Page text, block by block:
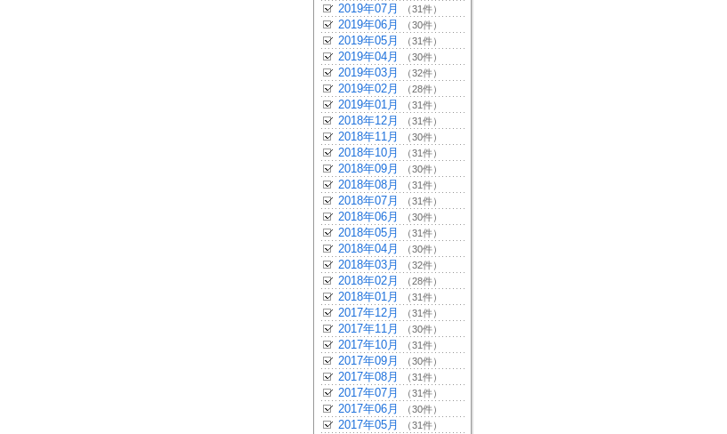
2019年07月 （31件）
2019年06月 （30件）
2019年05月 （31件）
2019年04月 （30件）
2019年03月 （32件）
2019年02月 （28件）
2019年01月 （31件）
2018年12月 （31件）
2018年11月 （30件）
2018年10月 （31件）
2018年09月 （30件）
2018年08月 （31件）
2018年07月 （31件）
2018年06月 （30件）
2018年05月 （31件）
2018年04月 （30件）
2018年03月 （32件）
2018年02月 （28件）
2018年01月 （31件）
2017年12月 （31件）
2017年11月 （30件）
2017年10月 （31件）
2017年09月 （30件）
2017年08月 （31件）
2017年07月 （31件）
2017年06月 （30件）
2017年05月 （31件）